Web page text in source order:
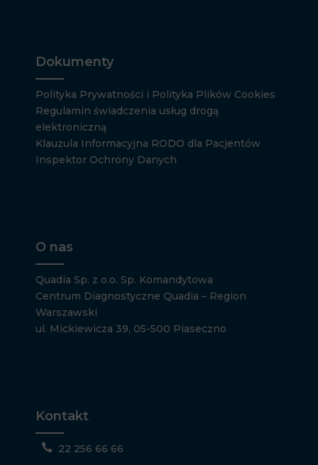
Dokumenty
Polityka Prywatności i Polityka Plików Cookies
Regulamin świadczenia usług drogą
elektroniczną
Klauzula Informacyjna RODO dla Pacjentów
Inspektor Ochrony Danych
O nas
Quadia Sp. z o.o. Sp. Komandytowa
Centrum Diagnostyczne Quadia – Region
Warszawski
ul. Mickiewicza 39, 05-500 Piaseczno
Kontakt
 22 256 66 66